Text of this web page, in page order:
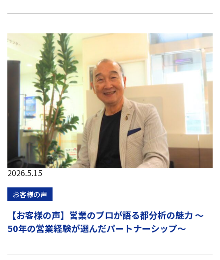
2026.5.15
お客様の声
【お客様の声】営業のプロが語る都分析の魅力 ～
50年の営業経験が選んだパートナーシップ～